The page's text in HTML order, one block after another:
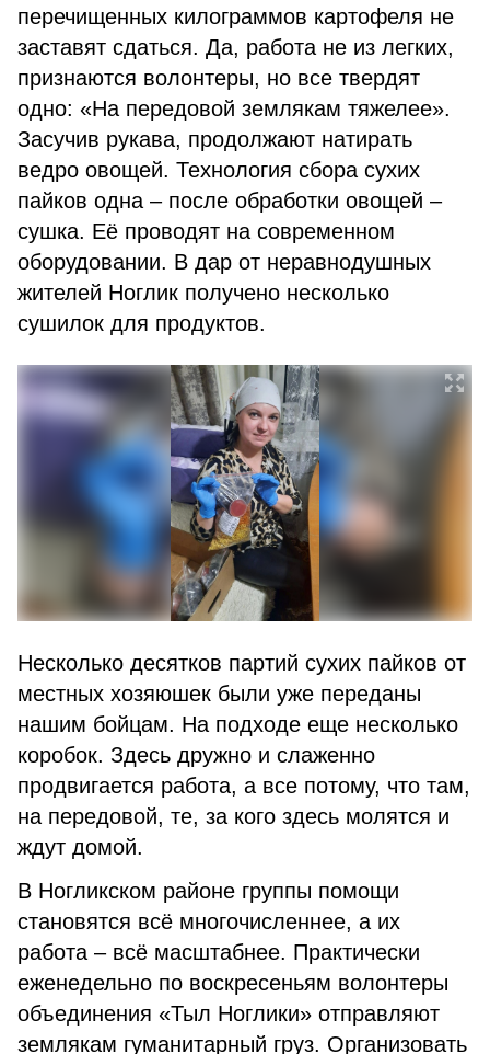
перечищенных килограммов картофеля не
заставят сдаться. Да, работа не из легких,
признаются волонтеры, но все твердят
одно: «На передовой землякам тяжелее».
Засучив рукава, продолжают натирать
ведро овощей. Технология сбора сухих
пайков одна – после обработки овощей –
сушка. Её проводят на современном
оборудовании. В дар от неравнодушных
жителей Ноглик получено несколько
сушилок для продуктов.
Несколько десятков партий сухих пайков от
местных хозяюшек были уже переданы
нашим бойцам. На подходе еще несколько
коробок. Здесь дружно и слаженно
продвигается работа, а все потому, что там,
на передовой, те, за кого здесь молятся и
ждут домой.
В Ногликском районе группы помощи
становятся всё многочисленнее, а их
работа – всё масштабнее. Практически
еженедельно по воскресеньям волонтеры
объединения «Тыл Ноглики» отправляют
землякам гуманитарный груз. Организовать